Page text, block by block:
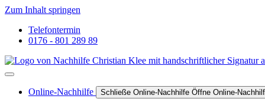
Zum Inhalt springen
Telefontermin
0176 - 801 289 89
Online-Nachhilfe Schließe Online-Nachhilfe Öffne Online-